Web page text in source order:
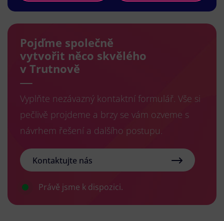
Pojďme společně
vytvořit něco skvělého
v Trutnově
Vyplňte nezávazný kontaktní formulář. Vše si
pečlivě projdeme a brzy se vám ozveme s
návrhem řešení a dalšího postupu.
Kontaktujte nás
Právě jsme k dispozici.